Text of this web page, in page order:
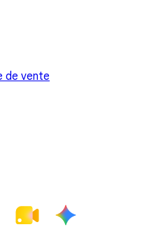
de vente